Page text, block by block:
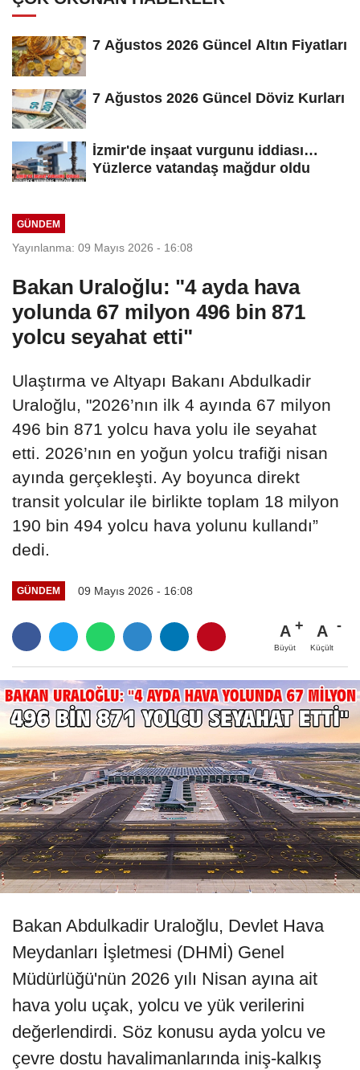
7 Ağustos 2026 Güncel Altın Fiyatları
7 Ağustos 2026 Güncel Döviz Kurları
İzmir'de inşaat vurgunu iddiası…
Yüzlerce vatandaş mağdur oldu
GÜNDEM
Yayınlanma: 09 Mayıs 2026 - 16:08
Bakan Uraloğlu: "4 ayda hava
yolunda 67 milyon 496 bin 871
yolcu seyahat etti"
Ulaştırma ve Altyapı Bakanı Abdulkadir
Uraloğlu, "2026’nın ilk 4 ayında 67 milyon
496 bin 871 yolcu hava yolu ile seyahat
etti. 2026’nın en yoğun yolcu trafiği nisan
ayında gerçekleşti. Ay boyunca direkt
transit yolcular ile birlikte toplam 18 milyon
190 bin 494 yolcu hava yolunu kullandı”
dedi.
GÜNDEM 09 Mayıs 2026 - 16:08
A
Büyüt
A
Küçült
Bakan Abdulkadir Uraloğlu, Devlet Hava
Meydanları İşletmesi (DHMİ) Genel
Müdürlüğü'nün 2026 yılı Nisan ayına ait
hava yolu uçak, yolcu ve yük verilerini
değerlendirdi. Söz konusu ayda yolcu ve
çevre dostu havalimanlarında iniş-kalkış